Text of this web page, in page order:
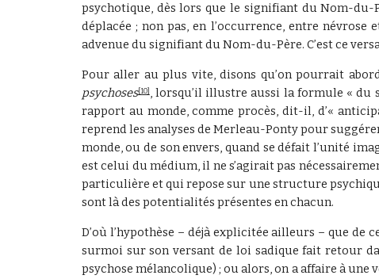
psychotique, dès lors que le signifiant du Nom-
déplacée ; non pas, en l’occurrence, entre
advenue du signifiant du Nom-du-Père. C’est ce
Pour aller au plus vite, disons qu’on pourrait
psychoses[10] , lorsqu’il illustre aussi la formule « du
rapport au monde, comme procès, dit-il, d’«
reprend les analyses de Merleau-Ponty pour
monde, ou de son envers, quand se défait l’unité
est celui du médium, il ne s’agirait pas
particulière et qui repose sur une structure
sont là des potentialités présentes en chacun.
D’où l’hypothèse – déjà explicitée ailleurs – que
surmoi sur son versant de loi sadique fait retour
psychose mélancolique) ; ou alors, on a affaire à